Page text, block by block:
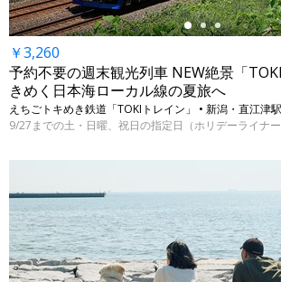
￥3,260
予約不要の週末観光列車 NEW絶景「
きめく日本海ローカル線の夏旅へ
えちごトキめき鉄道「TOKIトレイン」 • 新潟・直江津
9/27までの土・日曜、祝日の指定日（ホリデーライナー